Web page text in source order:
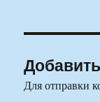
Для отправки